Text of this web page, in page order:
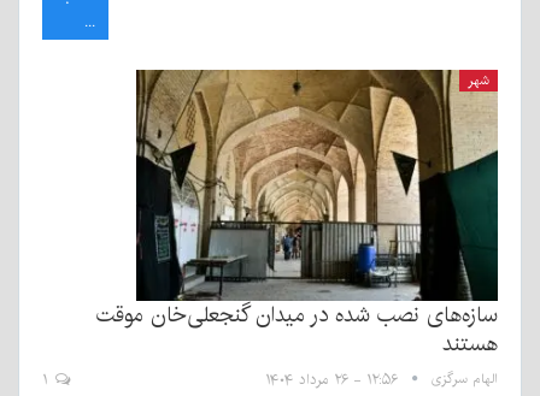
...
شهر
سازه‌های نصب شده در میدان گنجعلی‌خان موقت
هستند
الهام سرگزی ۱۲:۵۶ - ۲۶ مرداد ۱۴۰۴